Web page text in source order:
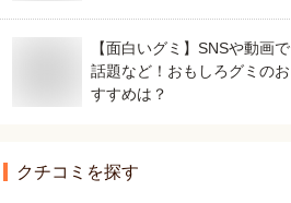
【面白いグミ】SNSや動画で
話題など！おもしろグミのお
すすめは？
クチコミを探す